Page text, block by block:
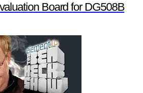
Board for DG508B